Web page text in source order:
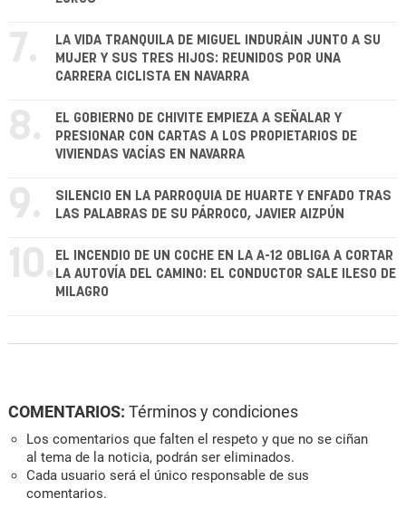
7.
LA VIDA TRANQUILA DE MIGUEL INDURÁIN JUNTO A SU
MUJER Y SUS TRES HIJOS: REUNIDOS POR UNA
CARRERA CICLISTA EN NAVARRA
8.
EL GOBIERNO DE CHIVITE EMPIEZA A SEÑALAR Y
PRESIONAR CON CARTAS A LOS PROPIETARIOS DE
VIVIENDAS VACÍAS EN NAVARRA
9.
SILENCIO EN LA PARROQUIA DE HUARTE Y ENFADO TRAS
LAS PALABRAS DE SU PÁRROCO, JAVIER AIZPÚN
10. EL INCENDIO DE UN COCHE EN LA A-12 OBLIGA A CORTAR
LA AUTOVÍA DEL CAMINO: EL CONDUCTOR SALE ILESO DE
MILAGRO
COMENTARIOS: Términos y condiciones
Los comentarios que falten el respeto y que no se ciñan
al tema de la noticia, podrán ser eliminados.
Cada usuario será el único responsable de sus
comentarios.